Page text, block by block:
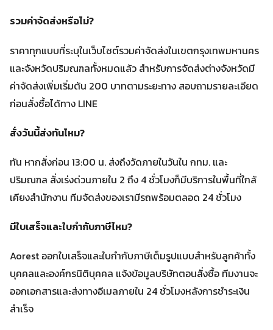
รวมค่าจัดส่งหรือไม่?
ราคาทุกแบบที่ระบุในเว็บไซต์รวมค่าจัดส่งในเขตกรุงเทพมหานคร
และจังหวัดปริมณฑลทั้งหมดแล้ว สำหรับการจัดส่งต่างจังหวัดมี
ค่าจัดส่งเพิ่มเริ่มต้น 200 บาทตามระยะทาง สอบถามรายละเอียด
ก่อนสั่งซื้อได้ทาง LINE
สั่งวันนี้ส่งทันไหม?
ทัน หากสั่งก่อน 13:00 น. ส่งถึงวัดภายในวันใน กทม. และ
ปริมณฑล สั่งเร่งด่วนภายใน 2 ถึง 4 ชั่วโมงก็มีบริการในพื้นที่ใกล้
เคียงสำนักงาน ทีมจัดส่งของเรามีรถพร้อมตลอด 24 ชั่วโมง
มีใบเสร็จและใบกำกับภาษีไหม?
Aorest ออกใบเสร็จและใบกำกับภาษีเต็มรูปแบบสำหรับลูกค้าทั้ง
บุคคลและองค์กรนิติบุคคล แจ้งข้อมูลบริษัทตอนสั่งซื้อ ทีมงานจะ
ออกเอกสารและส่งทางอีเมลภายใน 24 ชั่วโมงหลังการชำระเงิน
สำเร็จ